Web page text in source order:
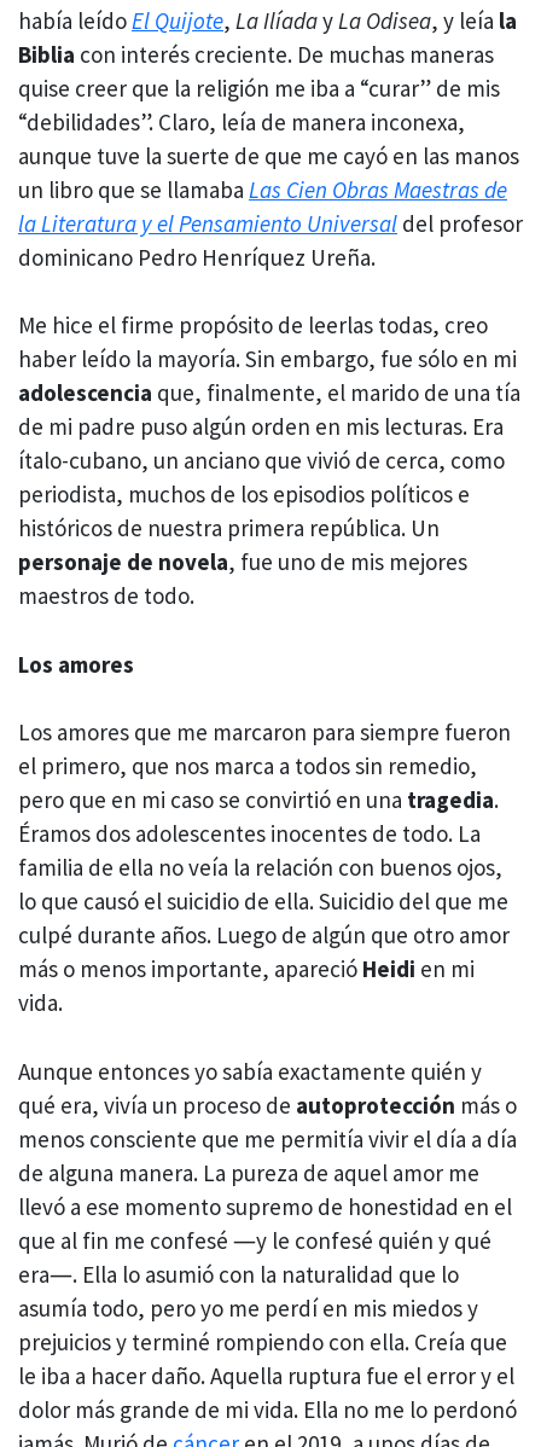
había leído El Quijote, La Ilíaday La Odisea, y leía la
Biblia con interés creciente. De muchas maneras
quise creer que la religión me iba a “curar” de mis
“debilidades”. Claro, leía de manera inconexa,
aunque tuve la suerte de que me cayó en las manos
un libro que se llamaba Las Cien Obras Maestras de
la Literatura y el Pensamiento Universal del profesor
dominicano Pedro Henríquez Ureña.
Me hice el firme propósito de leerlas todas, creo
haber leído la mayoría. Sin embargo, fue sólo en mi
adolescencia que, finalmente, el marido de una tía
de mi padre puso algún orden en mis lecturas. Era
ítalo-cubano, un anciano que vivió de cerca, como
periodista, muchos de los episodios políticos e
históricos de nuestra primera república. Un
personaje de novela, fue uno de mis mejores
maestros de todo.
Los amores
Los amores que me marcaron para siempre fueron
el primero, que nos marca a todos sin remedio,
pero que en mi caso se convirtió en una tragedia.
Éramos dos adolescentes inocentes de todo. La
familia de ella no veía la relación con buenos ojos,
lo que causó el suicidio de ella. Suicidio del que me
culpé durante años. Luego de algún que otro amor
más o menos importante, apareció Heidi en mi
vida.
Aunque entonces yo sabía exactamente quién y
qué era, vivía un proceso de autoprotección más o
menos consciente que me permitía vivir el día a día
de alguna manera. La pureza de aquel amor me
llevó a ese momento supremo de honestidad en el
que al fin me confesé ―y le confesé quién y qué
era―. Ella lo asumió con la naturalidad que lo
asumía todo, pero yo me perdí en mis miedos y
prejuicios y terminé rompiendo con ella. Creía que
le iba a hacer daño. Aquella ruptura fue el error y el
dolor más grande de mi vida. Ella no me lo perdonó